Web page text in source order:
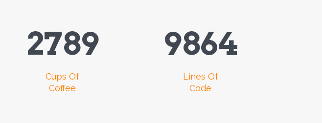
2789
Cups Of
Coffee
9864
Lines Of
Code